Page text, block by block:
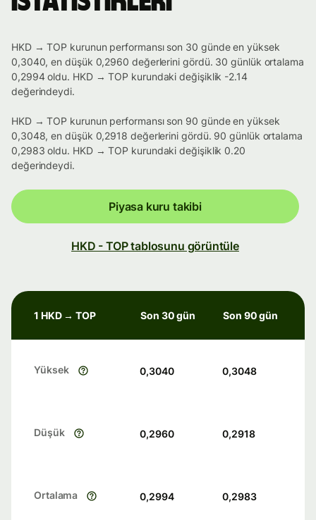
HKD → TOP kurunun performansı son 30 günde en yüksek
0,3040, en düşük 0,2960 değerlerini gördü. 30 günlük ortalama
0,2994 oldu. HKD → TOP kurundaki değişiklik -2.14
değerindeydi.
HKD → TOP kurunun performansı son 90 günde en yüksek
0,3048, en düşük 0,2918 değerlerini gördü. 90 günlük ortalama
0,2983 oldu. HKD → TOP kurundaki değişiklik 0.20
değerindeydi.
Piyasa kuru takibi
HKD - TOP tablosunu görüntüle
1 HKD → TOP Son 30 gün Son 90 gün
Yüksek 0,3040 0,3048
Düşük 0,2960 0,2918
Ortalama 0,2994 0,2983